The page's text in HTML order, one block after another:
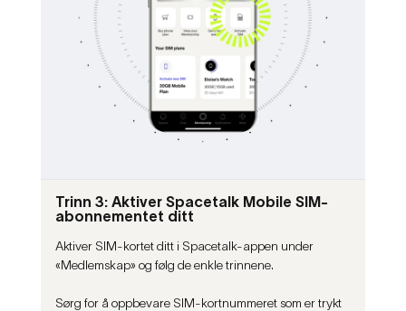
Trinn 3: Aktiver Spacetalk Mobile SIM-
abonnementet ditt
Aktiver SIM-kortet ditt i Spacetalk-appen under
«Medlemskap» og følg de enkle trinnene.
Sørg for å oppbevare SIM-kortnummeret som er trykt